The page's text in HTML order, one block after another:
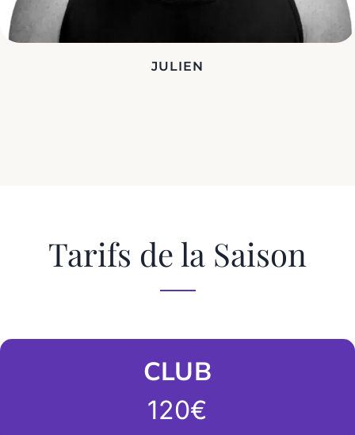
JULIEN
Tarifs de la Saison
CLUB
120€